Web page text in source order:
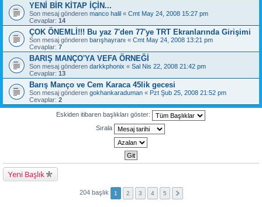
YENİ BİR KİTAP İÇİN...
Son mesaj gönderen manco halil « Cmt May 24, 2008 15:27 pm
Cevaplar: 14
ÇOK ÖNEMLİ!!! Bu yaz 7'den 77'ye TRT Ekranlarında Girişimi
Son mesaj gönderen barışhayranı « Cmt May 24, 2008 13:21 pm
Cevaplar: 7
BARIŞ MANÇO'YA VEFA ÖRNEĞİ
Son mesaj gönderen darkkphonix « Sal Nis 22, 2008 21:42 pm
Cevaplar: 13
Barış Manço ve Cem Karaca 45lik gecesi
Son mesaj gönderen gokhankaraduman « Pzt Şub 25, 2008 21:52 pm
Cevaplar: 2
Eskiden itibaren başlıkları göster:
Sırala
Yeni Başlık
204 başlık 1 2 3 4 5